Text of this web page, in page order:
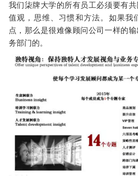
我们柒牌大学的所有员工必须要有
值观，思维、习惯和方法。如果我
点，那么是很难像顾问公司一样的
务部门的。